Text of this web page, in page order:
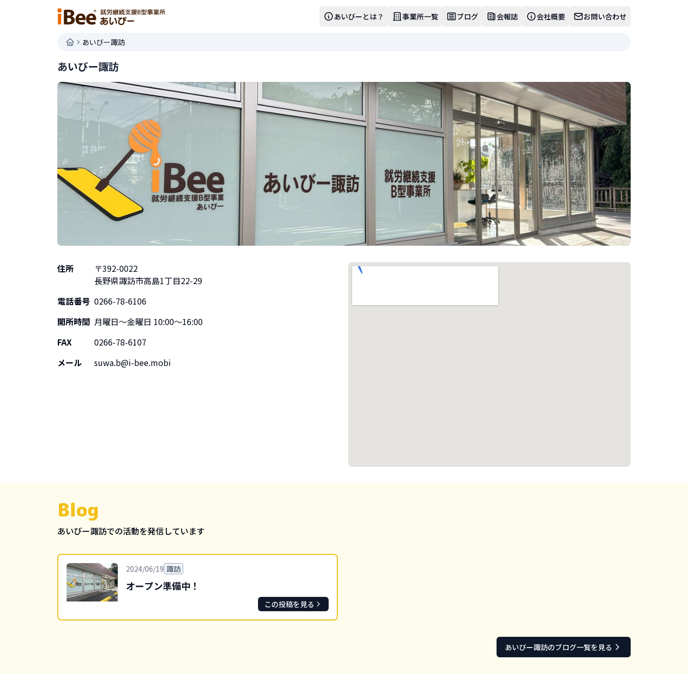
あいびーとは？ 事業所一覧 ブログ 会報誌 会社概要 お問い合わせ
あいびー諏訪
あいびー諏訪
住所 〒392-0022
長野県諏訪市高島1丁目22-29
電話番号 0266-78-6106
開所時間 月曜日～金曜日 10:00～16:00
FAX
0266-78-6107
メール
suwa.b@i-bee.mobi
Blog
あいびー諏訪での活動を発信しています
2024/06/19 諏訪
オープン準備中！
この投稿を見る
あいびー諏訪のブログ一覧を見る